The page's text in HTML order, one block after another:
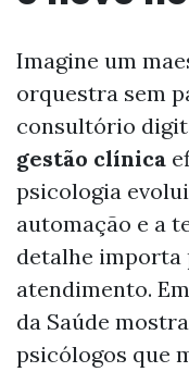
Imagine um
orquestra sem
consultório
gestão clínica
psicologia
automação e a
detalhe importa
atendimento.
da Saúde
psicólogos que